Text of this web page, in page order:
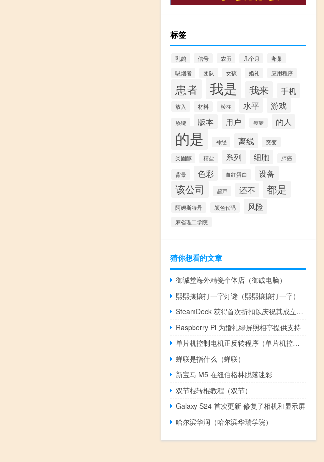
标签
乳鸽 信号 农历 几个月
卵巢
吸烟者
团队 女孩 婚礼 应用程序
患者 我是 我来 手机
放入 材料 棱柱 水平 游戏
热键 版本 用户 癌症 的人
的是 神经 离线 突变
类固醇 精盐 系列 细胞 肺癌
背景 色彩 血红蛋白 设备
该公司 超声 还不 都是
阿姆斯特丹 颜色代码 风险
麻省理工学院
猜你想看的文章
御诚堂海外精瓷个体店（御诚电脑）
熙熙攘攘打一字灯谜（熙熙攘攘打一字）
SteamDeck 获得首次折扣以庆祝其成立一周年
Raspberry Pi 为婚礼绿屏照相亭提供支持
单片机控制电机正反转程序（单片机控制电机）
蝉联是指什么（蝉联）
新宝马 M5 在纽伯格林脱落迷彩
双节棍转棍教程（双节）
Galaxy S24 首次更新 修复了相机和显示屏
哈尔滨华润（哈尔滨华瑞学院）